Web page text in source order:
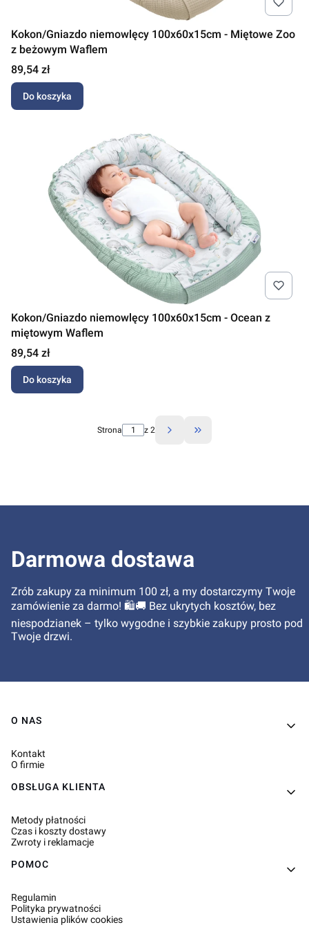
Kokon/Gniazdo niemowlęcy 100x60x15cm - Miętowe Zoo
z beżowym Waflem
Cena
89,54 zł
Do koszyka
Kokon/Gniazdo niemowlęcy 100x60x15cm - Ocean z
miętowym Waflem
Cena
89,54 zł
Do koszyka
Strona z 2 Przejdź do ostatniej
Darmowa dostawa
Zrób zakupy za minimum 100 zł, a my dostarczymy Twoje
zamówienie za darmo! 🛍️🚚 Bez ukrytych kosztów, bez
niespodzianek – tylko wygodne i szybkie zakupy prosto pod
Twoje drzwi.
Linki w stopce
O NAS
Kontakt
O firmie
OBSŁUGA KLIENTA
Metody płatności
Czas i koszty dostawy
Zwroty i reklamacje
POMOC
Regulamin
Polityka prywatności
Ustawienia plików cookies